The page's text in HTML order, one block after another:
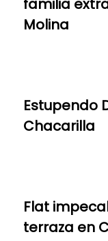
familia
Molina
Estupendo
Chacarilla
Flat
terraza en